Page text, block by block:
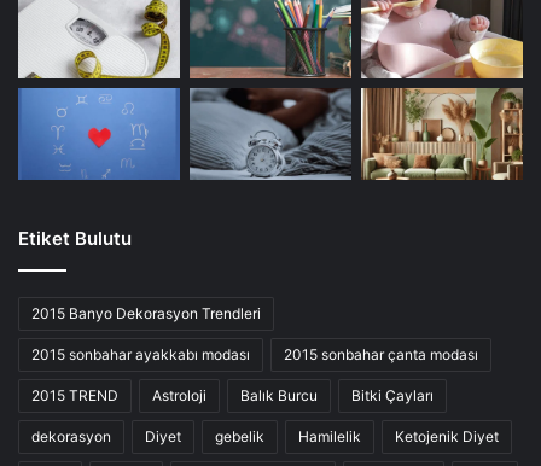
Etiket Bulutu
2015 Banyo Dekorasyon Trendleri
2015 sonbahar ayakkabı modası 2015 sonbahar çanta modası
2015 TREND Astroloji Balık Burcu Bitki Çayları
dekorasyon Diyet gebelik Hamilelik Ketojenik Diyet